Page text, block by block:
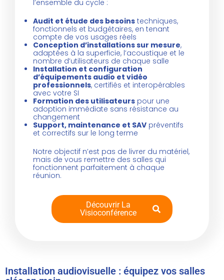
l’ensemble du cycle :
Audit et étude des besoins techniques,
fonctionnels et budgétaires, en tenant
compte de vos usages réels
Conception d’installations sur mesure,
adaptées à la superficie, l’acoustique et le
nombre d’utilisateurs de chaque salle
Installation et configuration
d’équipements audio et vidéo
professionnels, certifiés et interopérables
avec votre SI
Formation des utilisateurs pour une
adoption immédiate sans résistance au
changement
Support, maintenance et SAV préventifs
et correctifs sur le long terme
Notre objectif n’est pas de livrer du matériel,
mais de vous remettre des salles qui
fonctionnent parfaitement à chaque
réunion.
Découvrir La
Visioconférence
Installation audiovisuelle : équipez vos salles